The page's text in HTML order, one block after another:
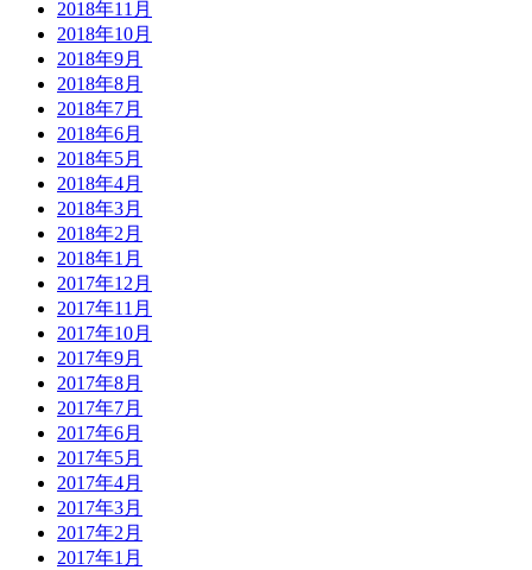
2018年11月
2018年10月
2018年9月
2018年8月
2018年7月
2018年6月
2018年5月
2018年4月
2018年3月
2018年2月
2018年1月
2017年12月
2017年11月
2017年10月
2017年9月
2017年8月
2017年7月
2017年6月
2017年5月
2017年4月
2017年3月
2017年2月
2017年1月